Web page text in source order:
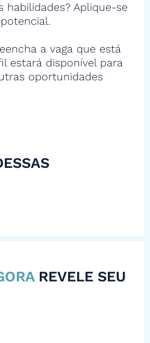
habilidades? Aplique-se
a vaga que está
estará disponível para
oportunidades
REVELE SEU